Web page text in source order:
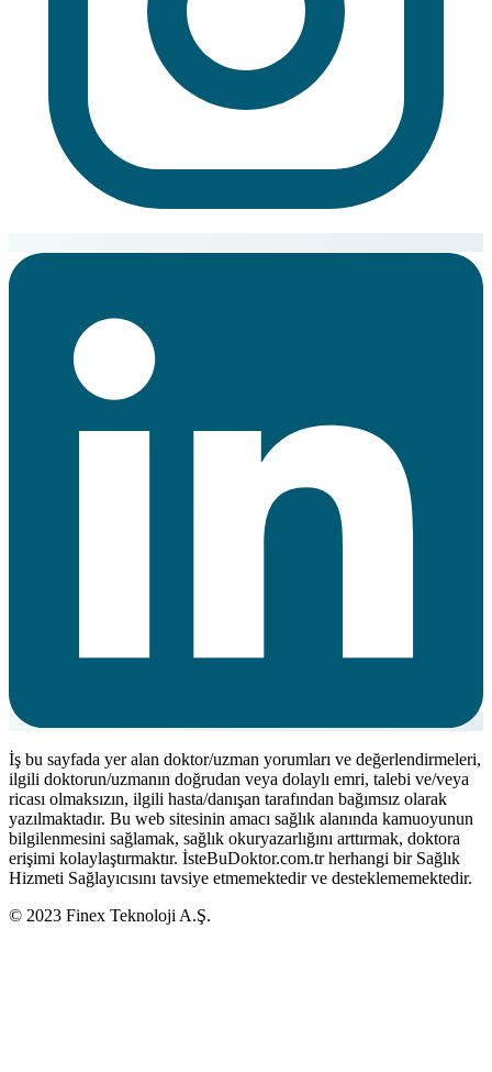
İş bu sayfada yer alan doktor/uzman yorumları ve değerlendirmeleri,
ilgili doktorun/uzmanın doğrudan veya dolaylı emri, talebi ve/veya
ricası olmaksızın, ilgili hasta/danışan tarafından bağımsız olarak
yazılmaktadır. Bu web sitesinin amacı sağlık alanında kamuoyunun
bilgilenmesini sağlamak, sağlık okuryazarlığını arttırmak, doktora
erişimi kolaylaştırmaktır. İsteBuDoktor.com.tr herhangi bir Sağlık
Hizmeti Sağlayıcısını tavsiye etmemektedir ve desteklememektedir.
© 2023 Finex Teknoloji A.Ş.